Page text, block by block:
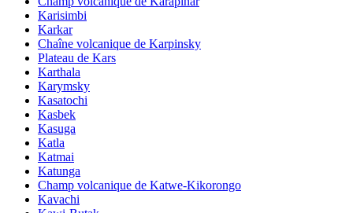
Karisimbi
Karkar
Chaîne volcanique de Karpinsky
Plateau de Kars
Karthala
Karymsky
Kasatochi
Kasbek
Kasuga
Katla
Katmai
Katunga
Champ volcanique de Katwe-Kikorongo
Kavachi